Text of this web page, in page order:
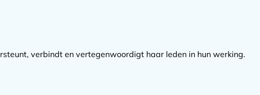
verbindt en vertegenwoordigt haar leden in hun werking.